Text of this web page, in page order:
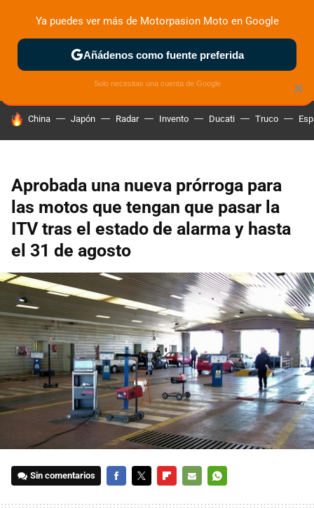
ZONA DE PRUEBAS DEPORTIVAS MOTOS ELÉCTRICAS
HOY SE HABLA DE
China Japón Radar Invento Ducati Truco
Aprobada una nueva prórroga para
las motos que tengan que pasar la
ITV tras el estado de alarma y hasta
el 31 de agosto
Sin comentarios
×
Ya puedes ver más de Motorpasion Moto en Google
Añádenos como fuente preferida
Solo necesitas una cuenta de Google